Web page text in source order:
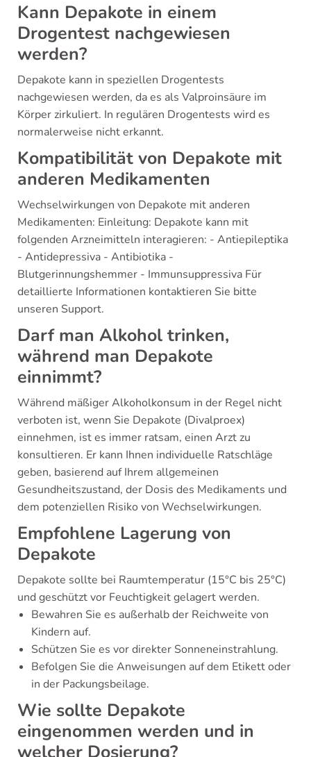
Kann Depakote in einem
Drogentest nachgewiesen
werden?
Depakote kann in speziellen Drogentests
nachgewiesen werden, da es als Valproinsäure im
Körper zirkuliert. In regulären Drogentests wird es
normalerweise nicht erkannt.
Kompatibilität von Depakote mit
anderen Medikamenten
Wechselwirkungen von Depakote mit anderen
Medikamenten: Einleitung: Depakote kann mit
folgenden Arzneimitteln interagieren: - Antiepileptika
- Antidepressiva - Antibiotika -
Blutgerinnungshemmer - Immunsuppressiva Für
detaillierte Informationen kontaktieren Sie bitte
unseren Support.
Darf man Alkohol trinken,
während man Depakote
einnimmt?
Während mäßiger Alkoholkonsum in der Regel nicht
verboten ist, wenn Sie Depakote (Divalproex)
einnehmen, ist es immer ratsam, einen Arzt zu
konsultieren. Er kann Ihnen individuelle Ratschläge
geben, basierend auf Ihrem allgemeinen
Gesundheitszustand, der Dosis des Medikaments und
dem potenziellen Risiko von Wechselwirkungen.
Empfohlene Lagerung von
Depakote
Depakote sollte bei Raumtemperatur (15°C bis 25°C)
und geschützt vor Feuchtigkeit gelagert werden.
Bewahren Sie es außerhalb der Reichweite von
Kindern auf.
Schützen Sie es vor direkter Sonneneinstrahlung.
Befolgen Sie die Anweisungen auf dem Etikett oder
in der Packungsbeilage.
Wie sollte Depakote
eingenommen werden und in